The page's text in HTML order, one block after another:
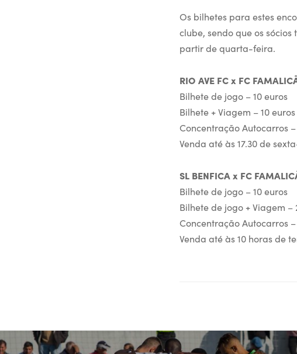
Os bilhetes para estes
clube, sendo que os
partir de quarta-feira.
RIO AVE FC x FC
Bilhete de jogo – 10 euros
Bilhete + Viagem – 10 euros
Concentração Autocarros
Venda até às 17.30 de
SL BENFICA x FC
Bilhete de jogo – 10 euros
Bilhete de jogo + Viagem –
Concentração Autocarros
Venda até às 10 horas de